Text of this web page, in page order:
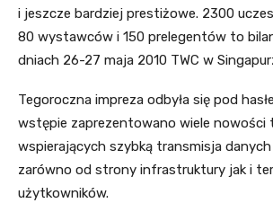
i jeszcze bardziej prestiżowe. 2300
80 wystawców i 150 prelegentów to
dniach 26-27 maja 2010 TWC w
Tegoroczna impreza odbyła się pod
wstępie zaprezentowano wiele nowości
wspierających szybką transmisja danych
zarówno od strony infrastruktury jak i
użytkowników.